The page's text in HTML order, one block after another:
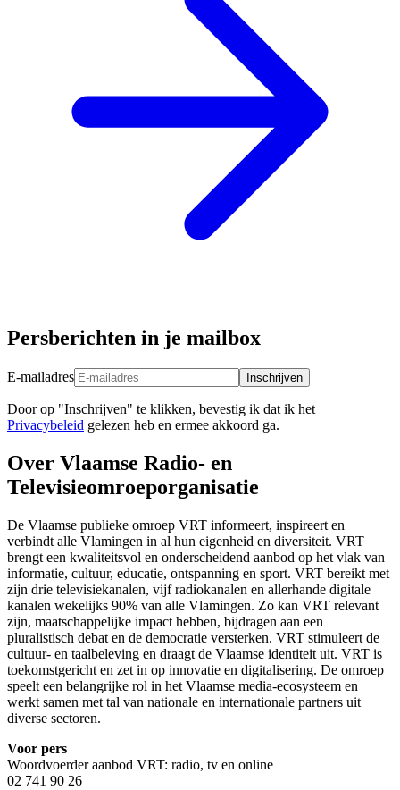
Persberichten in je mailbox
E-mailadres Inschrijven
Door op "Inschrijven" te klikken, bevestig ik dat ik het
Privacybeleid gelezen heb en ermee akkoord ga.
Over Vlaamse Radio- en
Televisieomroeporganisatie
De Vlaamse publieke omroep VRT informeert, inspireert en
verbindt alle Vlamingen in al hun eigenheid en diversiteit. VRT
brengt een kwaliteitsvol en onderscheidend aanbod op het vlak van
informatie, cultuur, educatie, ontspanning en sport. VRT bereikt met
zijn drie televisiekanalen, vijf radiokanalen en allerhande digitale
kanalen wekelijks 90% van alle Vlamingen. Zo kan VRT relevant
zijn, maatschappelijke impact hebben, bijdragen aan een
pluralistisch debat en de democratie versterken. VRT stimuleert de
cultuur- en taalbeleving en draagt de Vlaamse identiteit uit. VRT is
toekomstgericht en zet in op innovatie en digitalisering. De omroep
speelt een belangrijke rol in het Vlaamse media-ecosysteem en
werkt samen met tal van nationale en internationale partners uit
diverse sectoren.
Voor pers
Woordvoerder aanbod VRT: radio, tv en online
02 741 90 26